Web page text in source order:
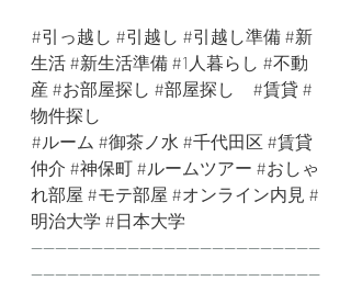
#引っ越し #引越し #引越し準備 #新
生活 #新生活準備 #1人暮らし #不動
産 #お部屋探し #部屋探し #賃貸 #
物件探し
#ルーム #御茶ノ水 #千代田区 #賃貸
仲介 #神保町 #ルームツアー #おしゃ
れ部屋 #モテ部屋 #オンライン内見 #
明治大学 #日本大学
------------------------------------------------
------------------------------------------------